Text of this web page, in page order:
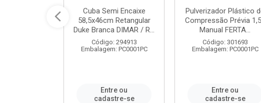
Cuba Semi Encaixe
58,5x46cm Retangular
Duke Branca DIMAR / R...
Código: 294913
Embalagem: PC0001PC
Entre ou
cadastre-se
Pulverizador Plástico
Compressão Prévia
Manual FERTA...
Código: 301693
Embalagem: PC0001PC
Entre ou
cadastre-se